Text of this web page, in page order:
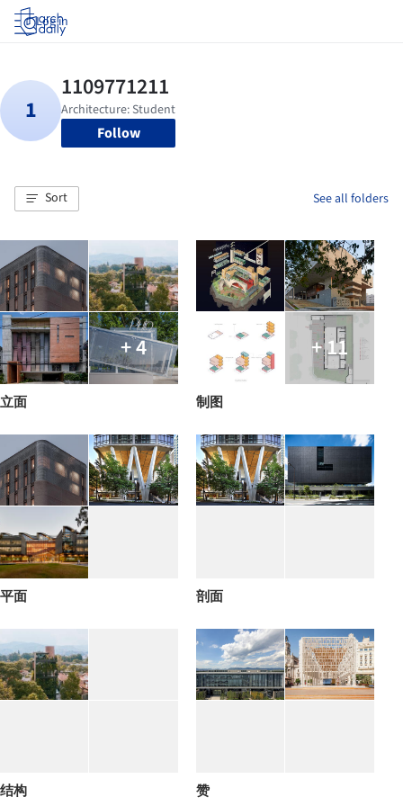
Log in
Follow
Sort See all folders
+ 4
立面
+ 11
制图
平面 剖面
结构 赞